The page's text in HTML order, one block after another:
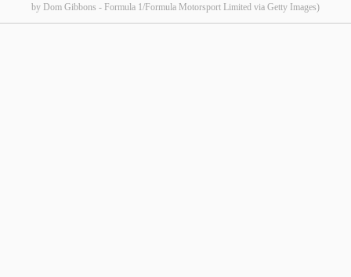
by Dom Gibbons - Formula 1/Formula Motorsport Limited via Getty Images)